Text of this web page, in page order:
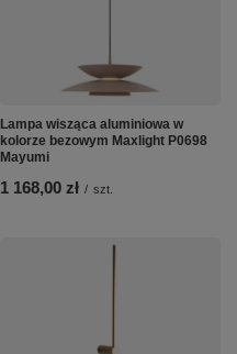
Lampa wisząca aluminiowa w
kolorze bezowym Maxlight P0698
Mayumi
1 168,00 zł / szt.